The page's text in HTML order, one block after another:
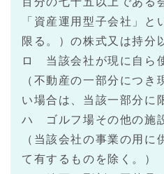
「資産運用型子会社」と
限る。）の株式又は持分
ロ 当該会社が現に自ら
（不動産の一部分につき
い場合は、当該一部分に
ハ ゴルフ場その他の施
（当該会社の事業の用に
て有するものを除く。）